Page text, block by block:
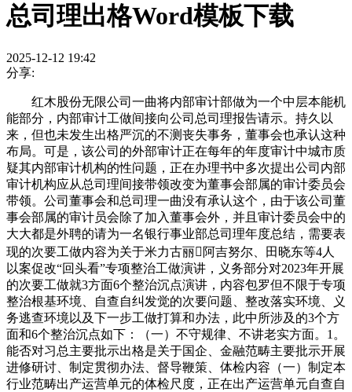
总司理出格Word模板下载
2025-12-12 19:42
分享:
红木股份无限公司一曲将内部审计部做为一个中层本能机
能部分，内部审计工做间接向公司总司理报告请示。持久以
来，但也未发生出格严沉的不测丧失事务，董事会也承认这种
布局。可是，该公司的外部审计正在每年的年度审计中城市质
疑其内部审计机构的性问题，正在办理书中多次提出公司内部
审计机构应从总司理间接带领改变为董事会部属的审计委员会
带领。公司董事会和总司理一曲没有承认这个，由于该公司董
事会部属的审计员会除了加入董事会外，并且审计委员会中的
大大都是外聘的请为一名银行事业部总司理年度总结，需要表
现的次要工做内容为关于米力古丽阿吉努尔、田晓东等4人
以案促改“回头看”专项整治工做演讲，义务部分对2023年开展
的次要工做就3方面6个整治沉点演讲，内容包罗但不限于专项
整治根基环境、自查自纠发觉的次要问题、整改落实环境、义
务逃查环境以及下一步工做打算和办法，此中所涉及的3个方
面和6个整治沉点如下：（一）不守规律、不讲老实方面。1。
能否对习总主要批示出格是关于国企、金融范畴主要批示开展
进修研讨、制定贯彻办法、督导鞭策、体检内容（一）制定本
行业范畴出产运营单元的体检尺度，正在出产运营单元自查自